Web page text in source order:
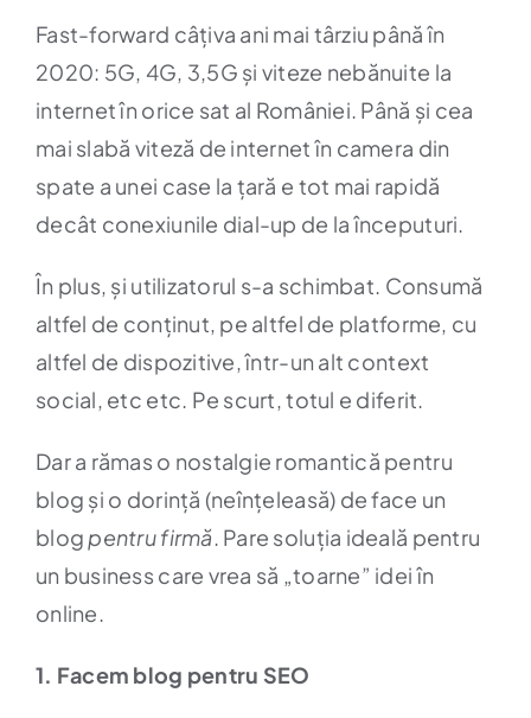
Fast-forward câțiva ani mai târziu până în
2020: 5G, 4G, 3,5G și viteze nebănuite la
internet în orice sat al României. Până și cea
mai slabă viteză de internet în camera din
spate a unei case la țară e tot mai rapidă
decât conexiunile dial-up de la începuturi.
În plus, și utilizatorul s-a schimbat. Consumă
altfel de conținut, pe altfel de platforme, cu
altfel de dispozitive, într-un alt context
social, etc etc. Pe scurt, totul e diferit.
Dar a rămas o nostalgie romantică pentru
blog și o dorință (neînțeleasă) de face un
blog pentru firmă. Pare soluția ideală pentru
un business care vrea să „toarne” idei în
online.
1. Facem blog pentru SEO